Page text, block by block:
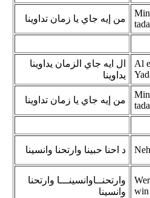
من إيه جاي يا زمان تداوينا
ال ايه جاي الزمان يداوينا
يداوينا
Al
من إيه جاي يا زمان تداوينا
د احنا حبينا وارتحنا وانسينا
وارتحنــاوانسينـــا وارتحنا
وانسينا
win